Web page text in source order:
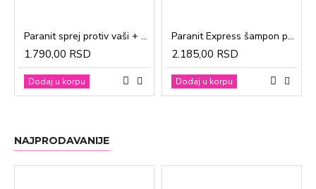
Paranit sprej protiv vaši + češalj 100ml
1.790,00 RSD
Dodaj u korpu
Paranit Express šampon protiv vaši + češalj 200ml
2.185,00 RSD
Dodaj u korpu
NAJPRODAVANIJE